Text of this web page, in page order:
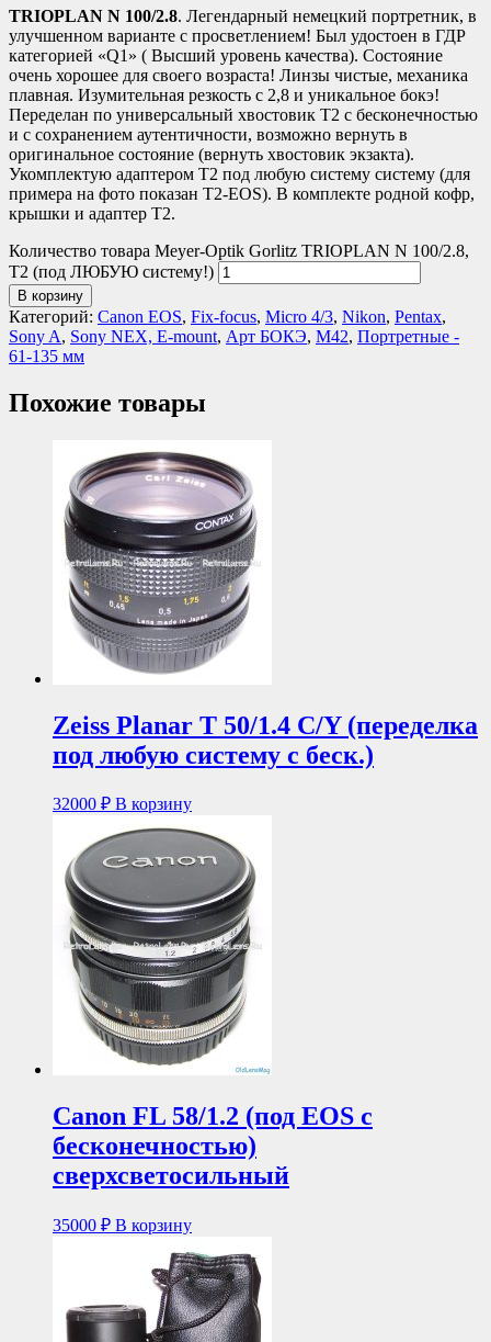
TRIOPLAN N 100/2.8. Легендарный немецкий портретник, в
улучшенном варианте с просветлением! Был удостоен в ГДР
категорией «Q1» ( Высший уровень качества). Состояние
очень хорошее для своего возраста! Линзы чистые, механика
плавная. Изумительная резкость с 2,8 и уникальное бокэ!
Переделан по универсальный хвостовик Т2 с бесконечностью
и с сохранением аутентичности, возможно вернуть в
оригинальное состояние (вернуть хвостовик экзакта).
Укомплектую адаптером Т2 под любую систему систему (для
примера на фото показан Т2-EOS). В комплекте родной кофр,
крышки и адаптер Т2.
Количество товара Meyer-Optik Gorlitz TRIOPLAN N 100/2.8,
T2 (под ЛЮБУЮ систему!)
В корзину
Категорий: Canon EOS, Fix-focus, Micro 4/3, Nikon, Pentax,
Sony A, Sony NEX, E-mount, Арт БОКЭ, М42, Портретные -
61-135 мм
Похожие товары
Zeiss Planar T 50/1.4 C/Y (переделка
под любую систему с беск.)
32000 ₽ В корзину
Canon FL 58/1.2 (под EOS с
бесконечностью)
сверхсветосильный
35000 ₽ В корзину